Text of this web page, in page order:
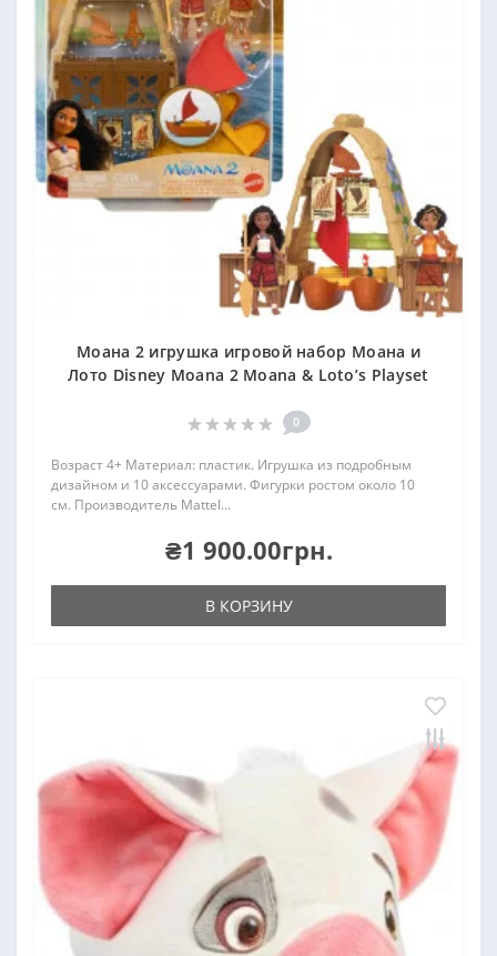
Моана 2 игрушка игровой набор Моана и
Лото Disney Moana 2 Moana & Loto’s Playset
0
Возраст 4+ Материал: пластик. Игрушка из подробным
дизайном и 10 аксессуарами. Фигурки ростом около 10
см. Производитель Mattel...
₴1 900.00грн.
В КОРЗИНУ